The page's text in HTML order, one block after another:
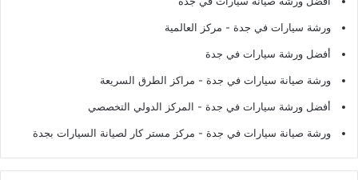
ورشة سيارات في جدة - مركز العالمية
أفضل ورشة سيارات في جدة
ورشة صيانة سيارات في جدة - مراكز الطرق السريعة
أفضل ورشة سيارات في جدة - المركز الدولي التخصصي
ورشة صيانة سيارات في جدة - مركز مستر كار لصيانة السيارات بجدة